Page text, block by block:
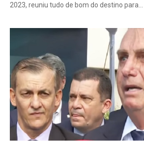
2023, reuniu tudo de bom do destino para…